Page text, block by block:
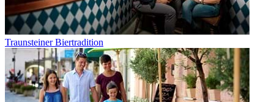
Traunsteiner Biertradition